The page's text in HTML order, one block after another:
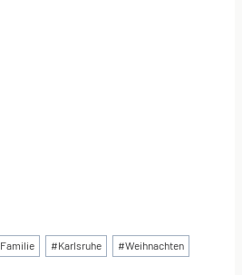
Familie #Karlsruhe #Weihnachten